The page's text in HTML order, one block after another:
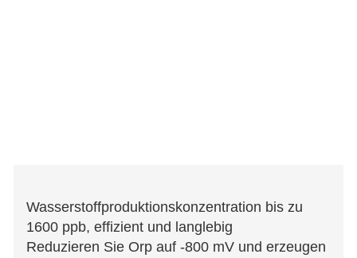
Wasserstoffproduktionskonzentration bis zu
1600 ppb, effizient und langlebig
Reduzieren Sie Orp auf -800 mV und erzeugen